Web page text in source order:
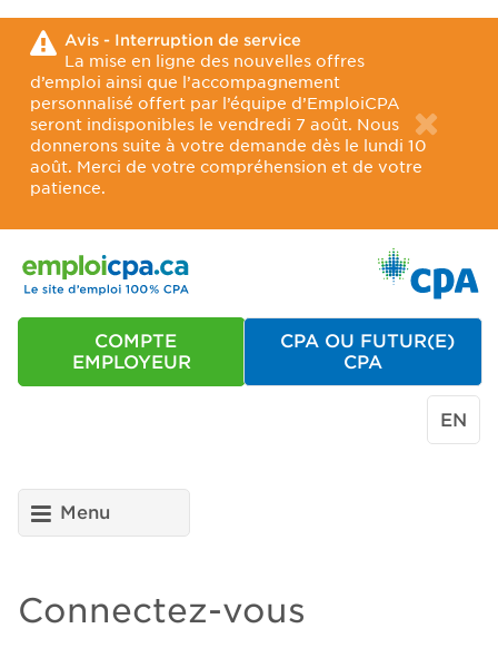
Avis - Interruption de service
La mise en ligne des nouvelles offres
d’emploi ainsi que l’accompagnement
personnalisé offert par l’équipe d’EmploiCPA
seront indisponibles le vendredi 7 août. Nous
donnerons suite à votre demande dès le lundi 10
août. Merci de votre compréhension et de votre
patience.
COMPTE
EMPLOYEUR
CPA OU FUTUR(E)
CPA
EN
Menu
Connectez-vous